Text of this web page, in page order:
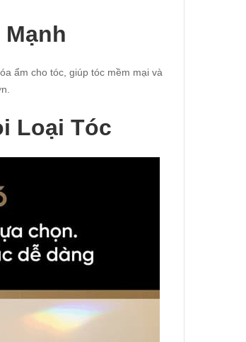
ẩm cho tóc, giúp tóc mềm mại và
Loại Tóc